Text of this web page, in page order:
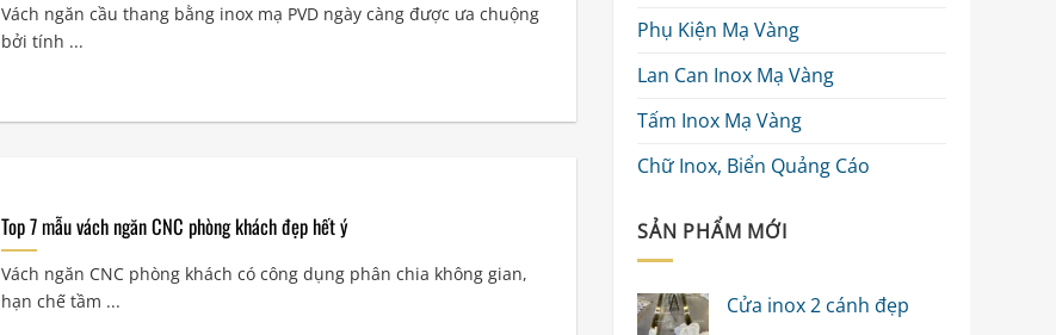
Vách ngăn cầu thang bằng inox mạ PVD ngày càng được ưa chuộng
bởi tính ...
Top 7 mẫu vách ngăn CNC phòng khách đẹp hết ý
Vách ngăn CNC phòng khách có công dụng phân chia không gian,
hạn chế tầm ...
Phụ Kiện Mạ Vàng
Lan Can Inox Mạ Vàng
Tấm Inox Mạ Vàng
Chữ Inox, Biển Quảng Cáo
SẢN PHẨM MỚI
Cửa inox 2 cánh đẹp